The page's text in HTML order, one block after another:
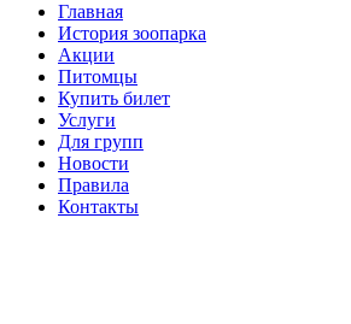
Главная
История зоопарка
Акции
Питомцы
Купить билет
Услуги
Для групп
Новости
Правила
Контакты